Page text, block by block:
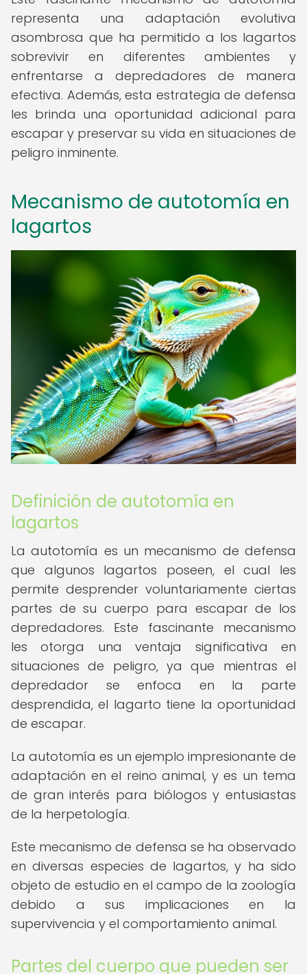
representa una adaptación evolutiva
asombrosa que ha permitido a los lagartos
sobrevivir en diferentes ambientes y
enfrentarse a depredadores de manera
efectiva. Además, esta estrategia de defensa
les brinda una oportunidad adicional para
escapar y preservar su vida en situaciones de
peligro inminente.
Mecanismo de autotomía en
lagartos
Definición de autotomía en
lagartos
La autotomía es un mecanismo de defensa
que algunos lagartos poseen, el cual les
permite desprender voluntariamente ciertas
partes de su cuerpo para escapar de los
depredadores. Este fascinante mecanismo
les otorga una ventaja significativa en
situaciones de peligro, ya que mientras el
depredador se enfoca en la parte
desprendida, el lagarto tiene la oportunidad
de escapar.
La autotomía es un ejemplo impresionante de
adaptación en el reino animal, y es un tema
de gran interés para biólogos y entusiastas
de la herpetología.
Este mecanismo de defensa se ha observado
en diversas especies de lagartos, y ha sido
objeto de estudio en el campo de la zoología
debido a sus implicaciones en la
supervivencia y el comportamiento animal.
Partes del cuerpo que pueden ser